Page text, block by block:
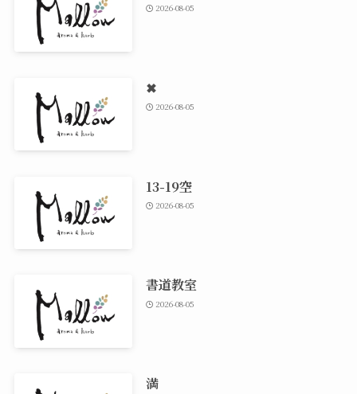
2026-08-05
✖
2026-08-05
13-19空
2026-08-05
書道教室
2026-08-05
満